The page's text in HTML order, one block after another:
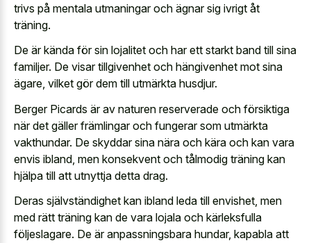
trivs på mentala utmaningar och ägnar sig ivrigt åt
träning.
De är kända för sin lojalitet och har ett starkt band till sina
familjer. De visar tillgivenhet och hängivenhet mot sina
ägare, vilket gör dem till utmärkta husdjur.
Berger Picards är av naturen reserverade och försiktiga
när det gäller främlingar och fungerar som utmärkta
vakthundar. De skyddar sina nära och kära och kan vara
envis ibland, men konsekvent och tålmodig träning kan
hjälpa till att utnyttja detta drag.
Deras självständighet kan ibland leda till envishet, men
med rätt träning kan de vara lojala och kärleksfulla
följeslagare. De är anpassningsbara hundar, kapabla att